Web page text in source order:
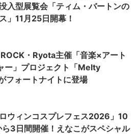
入型展覧会「ティム・バートンの
」11月25日開幕！
・Ryota主催「音楽×アート
ー」プロジェクト「Melty
フォートナイトに登場
ロウィンコスプレフェス2026」10
3日間開催！えなこがスペシャル